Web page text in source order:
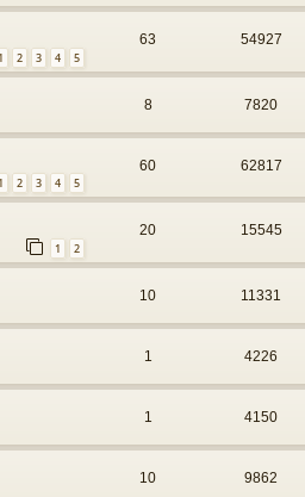
2 3 4 5
63 54927
8 7820
2 3 4 5
60 62817
1 2
20 15545
10 11331
1 4226
1 4150
10 9862